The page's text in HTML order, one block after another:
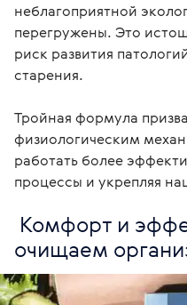
неблагоприятной
перегружены. Это
риск развития
старения.
Тройная формула
физиологическим
работать более
процессы и укрепляя
очищаем